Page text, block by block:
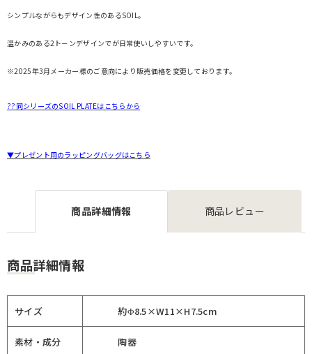
シンプルながらもデザイン性のあるSOIL。
温かみのある2ト－ンデザインでが日常使いしやすいです。
※2025年3月メーカー様のご意向により販売価格を変更しております。
??同シリーズのSOIL PLATEはこちらから
▼プレゼント用のラッピングバッグはこちら
商品詳細情報 商品レビュー
商品詳細情報
サイズ 約Φ8.5×W11×H7.5cm
素材・成分 陶器